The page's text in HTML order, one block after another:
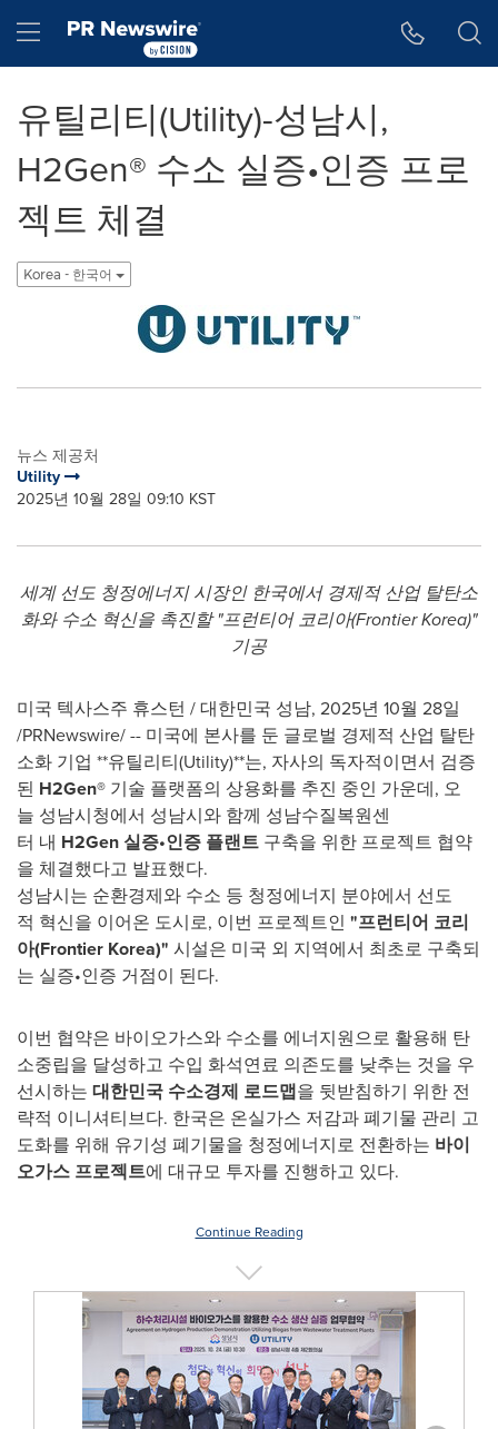
Hamburger menu
유틸리티(Utility)-성남시,
H2Gen® 수소 실증•인증 프로
젝트 체결
Korea - 한국어
뉴스 제공처
Utility
2025년 10월 28일 09:10 KST
세계 선도 청정에너지 시장인 한국에서 경제적 산업 탈탄소
화와 수소 혁신을 촉진할"프런티어 코리아(Frontier Korea)"
기공
미국 텍사스주 휴스턴 / 대한민국 성남, 2025년 10월 28일
/PRNewswire/ -- 미국에 본사를 둔 글로벌 경제적 산업 탈탄
소화 기업 **유틸리티(Utility)**는, 자사의 독자적이면서 검증
된 H2Gen® 기술 플랫폼의 상용화를 추진 중인 가운데, 오
늘 성남시청에서 성남시와 함께 성남수질복원센
터 내 H2Gen 실증•인증 플랜트 구축을 위한 프로젝트 협약
을 체결했다고 발표했다.
성남시는 순환경제와 수소 등 청정에너지 분야에서 선도
적 혁신을 이어온 도시로, 이번 프로젝트인 "프런티어 코리
아(Frontier Korea)" 시설은 미국 외 지역에서 최초로 구축되
는 실증•인증 거점이 된다.
이번 협약은 바이오가스와 수소를 에너지원으로 활용해 탄
소중립을 달성하고 수입 화석연료 의존도를 낮추는 것을 우
선시하는 대한민국 수소경제 로드맵을 뒷받침하기 위한 전
략적 이니셔티브다. 한국은 온실가스 저감과 폐기물 관리 고
도화를 위해 유기성 폐기물을 청정에너지로 전환하는 바이
오가스 프로젝트에 대규모 투자를 진행하고 있다.
Continue Reading